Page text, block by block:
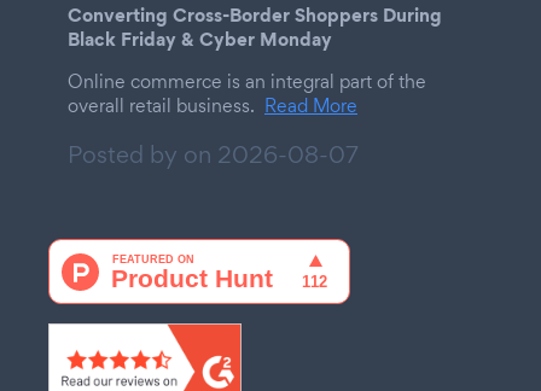
Converting Cross-Border Shoppers During
Black Friday & Cyber Monday
Online commerce is an integral part of the
overall retail business. Read More
Posted by on 2026-08-07